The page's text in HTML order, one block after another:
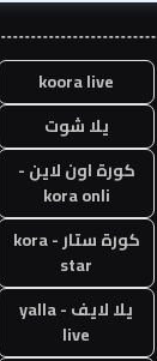
koora live
يلا شوت
كورة اون لاين -
kora onli
كورة ستار - kora
star
يلا لايف - yalla
live